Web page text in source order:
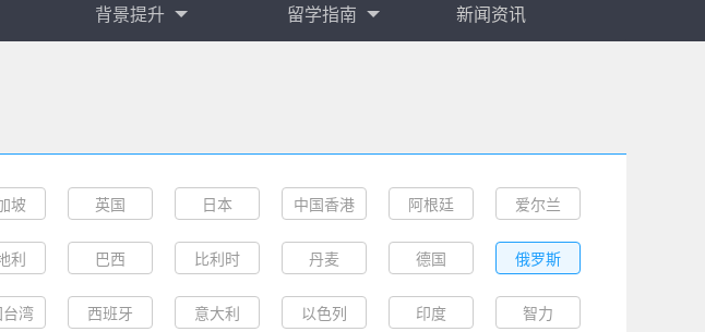
背景提升 留学指南 新闻资讯
坡 英国 日本 中国香港 阿根廷 爱尔兰
利 巴西 比利时 丹麦 德国 俄罗斯
湾 西班牙 意大利 以色列 印度 智力